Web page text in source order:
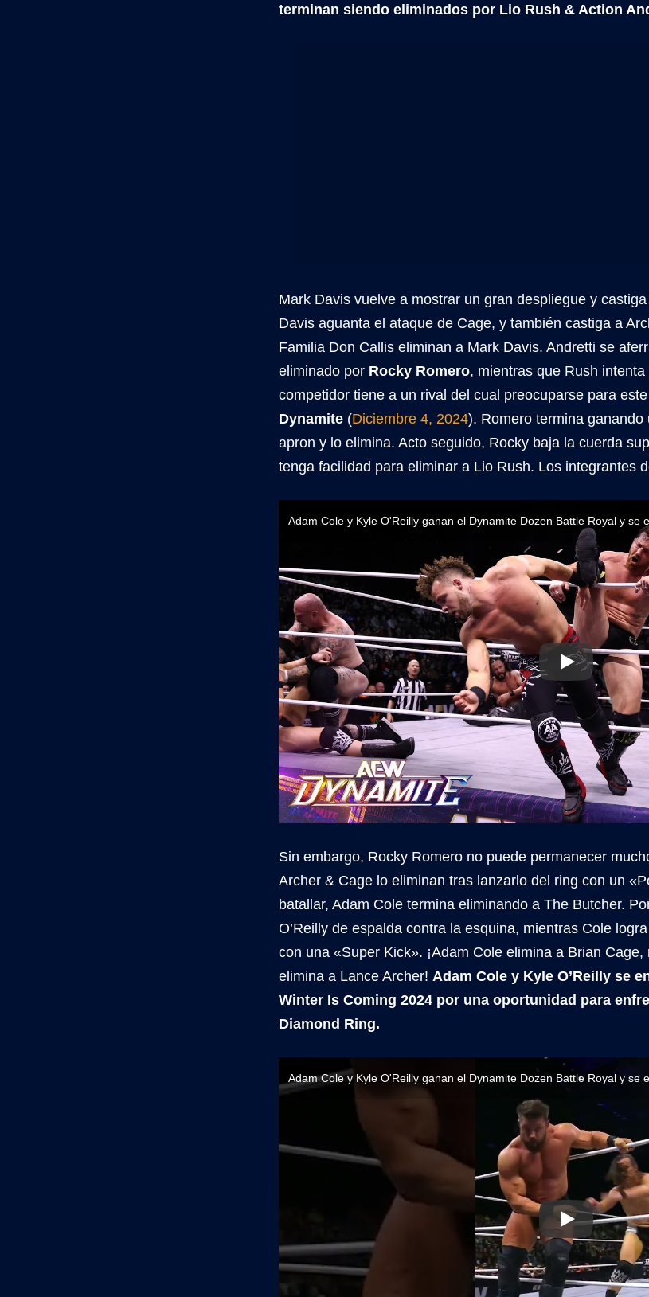
terminan siendo eliminados por Lio Rush & Action
Mark Davis vuelve a mostrar un gran despliegue y
Davis aguanta el ataque de Cage, y también castiga a
Familia Don Callis eliminan a Mark Davis. Andretti se
eliminado por Rocky Romero, mientras que Rush
competidor tiene a un rival del cual preocuparse para
Dynamite (Diciembre 4, 2024). Romero termina
apron y lo elimina. Acto seguido, Rocky baja la cuerda
tenga facilidad para eliminar a Lio Rush. Los integrantes
Sin embargo, Rocky Romero no puede permanecer
Archer & Cage lo eliminan tras lanzarlo del ring con un
batallar, Adam Cole termina eliminando a The Butcher.
O’Reilly de espalda contra la esquina, mientras Cole
con una «Super Kick». ¡Adam Cole elimina a Brian Cage,
elimina a Lance Archer! Adam Cole y Kyle O’Reilly se
Winter Is Coming 2024 por una oportunidad para
Diamond Ring.